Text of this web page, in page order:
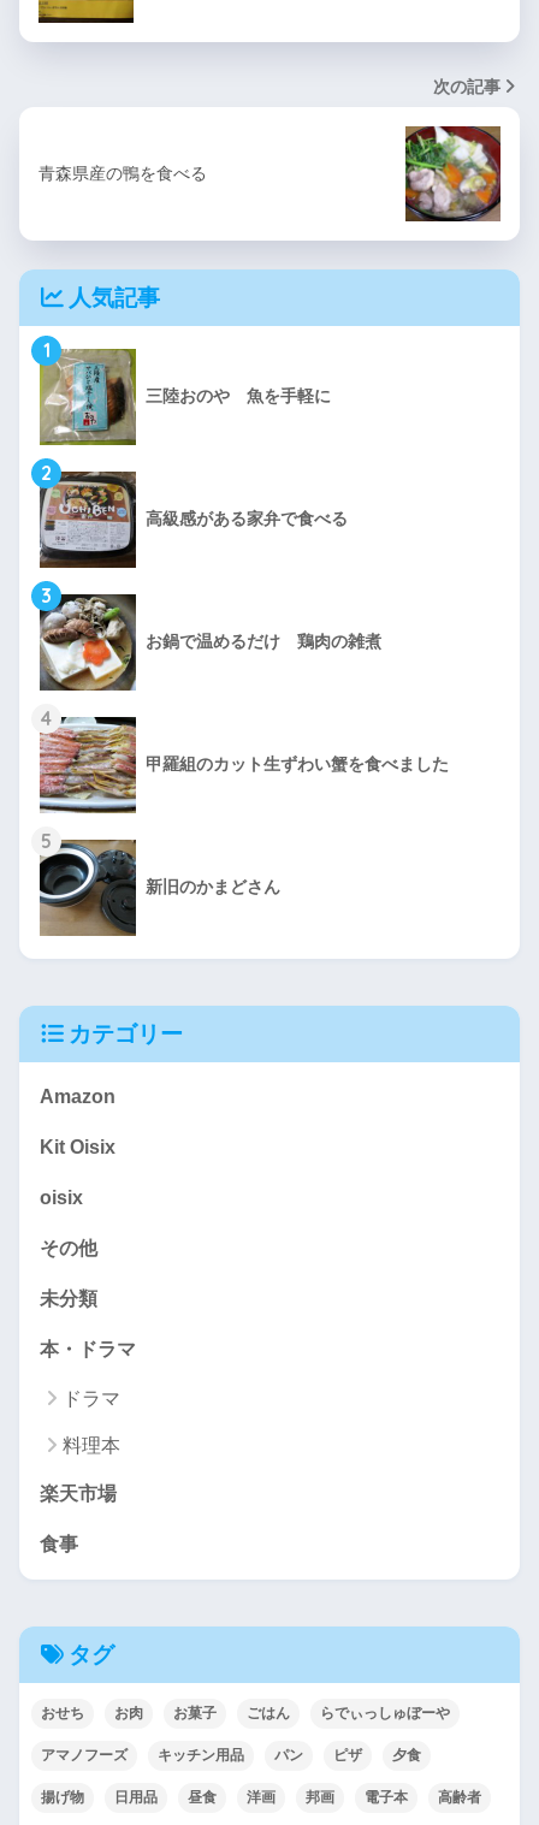
次の記事
青森県産の鴨を食べる
人気記事
1
三陸おのや 魚を手軽に
2
高級感がある家弁で食べる
3
お鍋で温めるだけ 鶏肉の雑煮
4
甲羅組のカット生ずわい蟹を食べました
5
新旧のかまどさん
カテゴリー
Amazon
Kit Oisix
oisix
その他
未分類
本・ドラマ
ドラマ
料理本
楽天市場
食事
タグ
おせち お肉 お菓子 ごはん らでぃっしゅぼーや
アマノフーズ キッチン用品 パン ピザ 夕食
揚げ物 日用品 昼食 洋画 邦画 電子本 高齢者